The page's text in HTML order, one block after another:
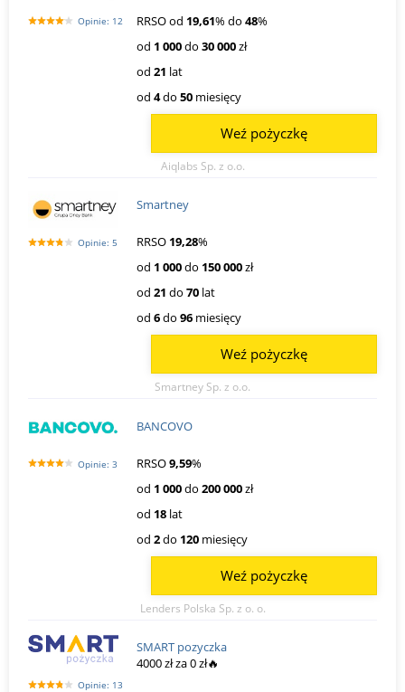
Opinie: 12 RRSO od 19,61% do 48%
od 1 000do 30 000zł
od 21 lat
od 4do 50 miesięcy
Aiqlabs Sp. z o.o.
Weź pożyczkę
Opinie: 5
Smartney
RRSO 19,28%
od 1 000do 150 000zł
od 21 do 70 lat
od 6do 96 miesięcy
Smartney Sp. z o.o.
Weź pożyczkę
Opinie: 3
BANCOVO
RRSO9,59%
od 1 000do 200 000zł
od 18 lat
od 2do 120 miesięcy
Lenders Polska Sp. z o. o.
Weź pożyczkę
Opinie: 13
SMART pozyczka
4000 zł za 0 zł🔥